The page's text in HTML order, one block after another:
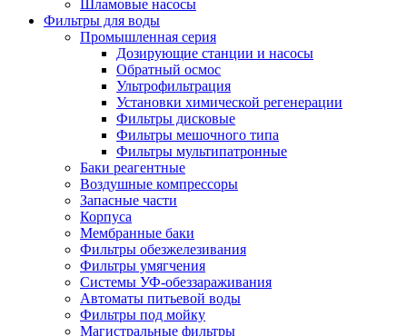
Шламовые насосы
Фильтры для воды
Промышленная серия
Дозирующие станции и насосы
Обратный осмос
Ультрофильтрация
Установки химической регенерации
Фильтры дисковые
Фильтры мешочного типа
Фильтры мультипатронные
Баки реагентные
Воздушные компрессоры
Запасные части
Корпуса
Мембранные баки
Фильтры обезжелезивания
Фильтры умягчения
Системы УФ-обеззараживания
Автоматы питьевой воды
Фильтры под мойку
Магистральные фильтры